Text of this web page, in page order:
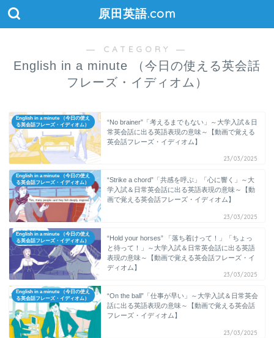
原田英語.com
― CATEGORY ―
English in a minute （今日の使える英会話
フレーズ・イディオム）
English in a minute （今日の使え
る英会話フレーズ・イディオム）
“No brainer”「考えるまでもない」～大学入試＆日
常英会話に出る英語表現の意味～【動画で覚える
英会話フレーズ・イディオム】
23/03/2025
English in a minute （今日の使え
る英会話フレーズ・イディオム）
“Strike a chord”「共感を呼ぶ」「心に響く」～大
学入試＆日常英会話に出る英語表現の意味～【動
画で覚える英会話フレーズ・イディオム】
23/03/2025
English in a minute （今日の使え
る英会話フレーズ・イディオム）
“Hold your horses” 「落ち着けって！」「ちょっ
と待って！」～大学入試＆日常英会話に出る英語
表現の意味～【動画で覚える英会話フレーズ・イ
ディオム】
23/03/2025
English in a minute （今日の使え
る英会話フレーズ・イディオム）
“On the ball”「仕事が早い」～大学入試＆日常英会
話に出る英語表現の意味～【動画で覚える英会話
フレーズ・イディオム】
23/03/2025